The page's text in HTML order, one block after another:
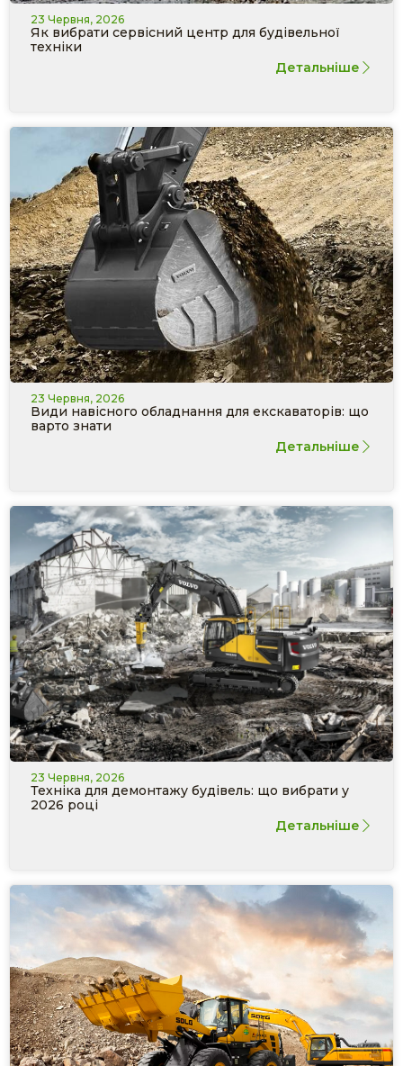
23 Червня, 2026
Як вибрати сервісний центр для будівельної
техніки
Детальніше
23 Червня, 2026
Види навісного обладнання для екскаваторів: що
варто знати
Детальніше
23 Червня, 2026
Техніка для демонтажу будівель: що вибрати у
2026 році
Детальніше